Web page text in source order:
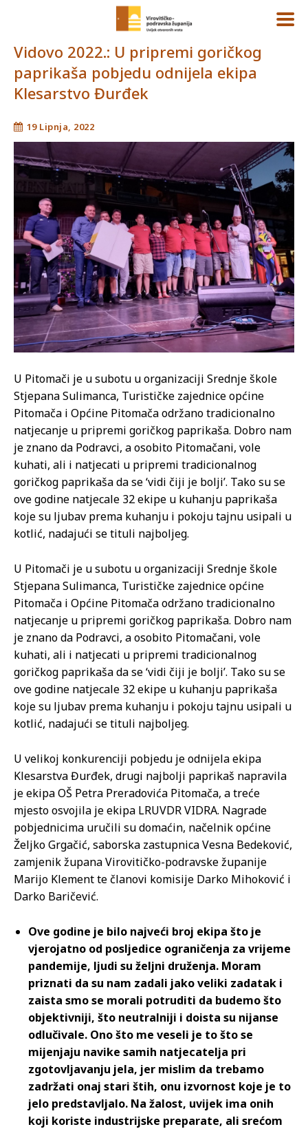
Vidovo 2022.: U pripremi goričkog
paprikaša pobjedu odnijela ekipa
Klesarstvo Đurđek
19 Lipnja, 2022
U Pitomači je u subotu u organizaciji Srednje škole
Stjepana Sulimanca, Turističke zajednice općine
Pitomača i Općine Pitomača održano tradicionalno
natjecanje u pripremi goričkog paprikaša. Dobro nam
je znano da Podravci, a osobito Pitomačani, vole
kuhati, ali i natjecati u pripremi tradicionalnog
goričkog paprikaša da se ‘vidi čiji je bolji’. Tako su se
ove godine natjecale 32 ekipe u kuhanju paprikaša
koje su ljubav prema kuhanju i pokoju tajnu usipali u
kotlić, nadajući se tituli najboljeg.
U Pitomači je u subotu u organizaciji Srednje škole
Stjepana Sulimanca, Turističke zajednice općine
Pitomača i Općine Pitomača održano tradicionalno
natjecanje u pripremi goričkog paprikaša. Dobro nam
je znano da Podravci, a osobito Pitomačani, vole
kuhati, ali i natjecati u pripremi tradicionalnog
goričkog paprikaša da se ‘vidi čiji je bolji’. Tako su se
ove godine natjecale 32 ekipe u kuhanju paprikaša
koje su ljubav prema kuhanju i pokoju tajnu usipali u
kotlić, nadajući se tituli najboljeg.
U velikoj konkurenciji pobjedu je odnijela ekipa
Klesarstva Đurđek, drugi najbolji paprikaš napravila
je ekipa OŠ Petra Preradovića Pitomača, a treće
mjesto osvojila je ekipa LRUVDR VIDRA. Nagrade
pobjednicima uručili su domaćin, načelnik općine
Željko Grgačić, saborska zastupnica Vesna Bedeković,
zamjenik župana Virovitičko-podravske županije
Marijo Klement te članovi komisije Darko Mihoković i
Darko Baričević.
Ove godine je bilo najveći broj ekipa što je
vjerojatno od posljedice ograničenja za vrijeme
pandemije, ljudi su željni druženja. Moram
priznati da su nam zadali jako veliki zadatak i
zaista smo se morali potruditi da budemo što
objektivniji, što neutralniji i doista su nijanse
odlučivale. Ono što me veseli je to što se
mijenjaju navike samih natjecatelja pri
zgotovljavanju jela, jer mislim da trebamo
zadržati onaj stari štih, onu izvornost koje je to
jelo predstavljalo. Na žalost, uvijek ima onih
koji koriste industrijske preparate, ali srećom